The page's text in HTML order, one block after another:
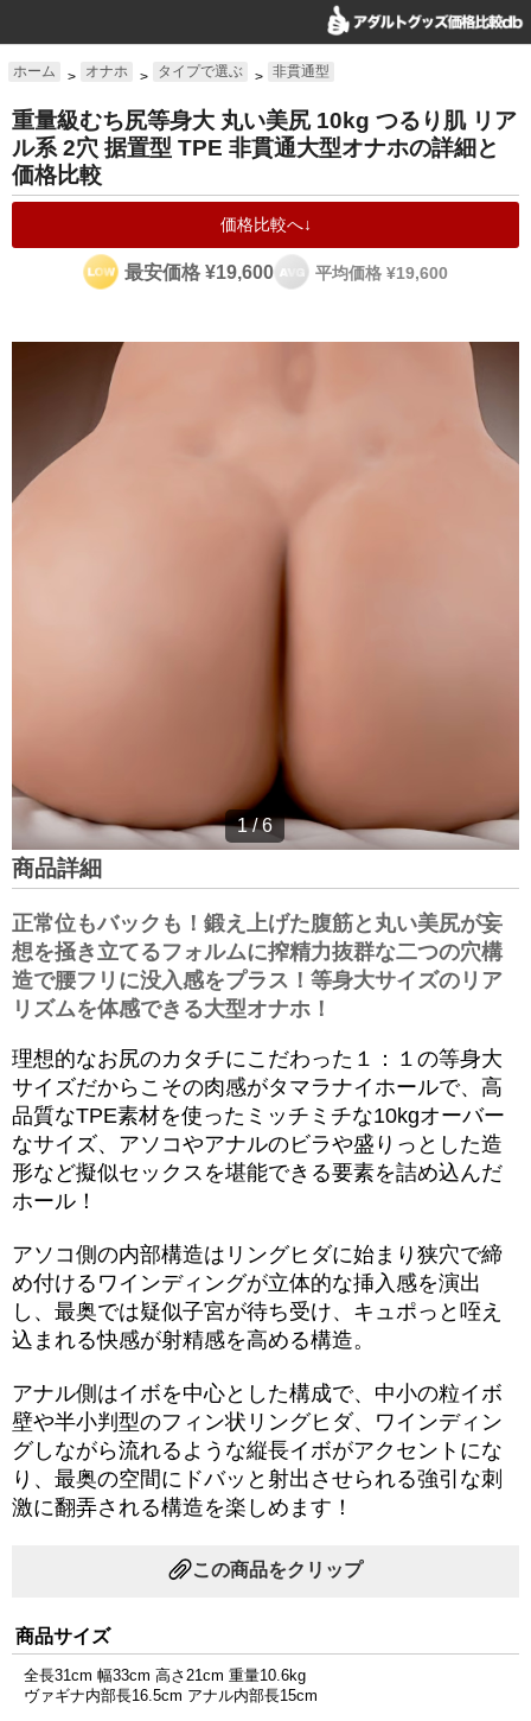
ホーム > オナホ > タイプで選ぶ > 非貫通型
重量級むち尻等身大 丸い美尻 10kg つるり肌 リア
ル系 2穴 据置型 TPE 非貫通大型オナホの詳細と
価格比較
価格比較へ↓
最安価格 ¥19,600 平均価格 ¥19,600
1/6
商品詳細
正常位もバックも！鍛え上げた腹筋と丸い美尻が妄
想を掻き立てるフォルムに搾精力抜群な二つの穴構
造で腰フリに没入感をプラス！等身大サイズのリア
リズムを体感できる大型オナホ！
理想的なお尻のカタチにこだわった１：１の等身大
サイズだからこその肉感がタマラナイホールで、高
品質なTPE素材を使ったミッチミチな10kgオーバー
なサイズ、アソコやアナルのビラや盛りっとした造
形など擬似セックスを堪能できる要素を詰め込んだ
ホール！
アソコ側の内部構造はリングヒダに始まり狭穴で締
め付けるワインディングが立体的な挿入感を演出
し、最奥では疑似子宮が待ち受け、キュポっと咥え
込まれる快感が射精感を高める構造。
アナル側はイボを中心とした構成で、中小の粒イボ
壁や半小判型のフィン状リングヒダ、ワインディン
グしながら流れるような縦長イボがアクセントにな
り、最奥の空間にドバッと射出させられる強引な刺
激に翻弄される構造を楽しめます！
この商品をクリップ
商品サイズ
全長31cm 幅33cm 高さ21cm 重量10.6kg
ヴァギナ内部長16.5cm アナル内部長15cm